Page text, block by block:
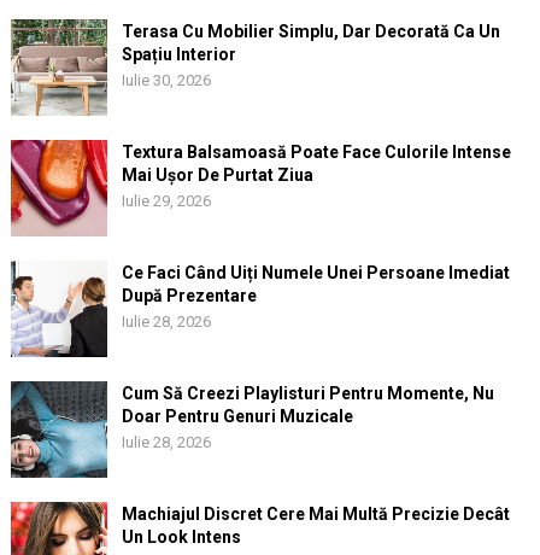
Terasa Cu Mobilier Simplu, Dar Decorată Ca Un
Spațiu Interior
Iulie 30, 2026
Textura Balsamoasă Poate Face Culorile Intense
Mai Ușor De Purtat Ziua
Iulie 29, 2026
Ce Faci Când Uiți Numele Unei Persoane Imediat
După Prezentare
Iulie 28, 2026
Cum Să Creezi Playlisturi Pentru Momente, Nu
Doar Pentru Genuri Muzicale
Iulie 28, 2026
Machiajul Discret Cere Mai Multă Precizie Decât
Un Look Intens